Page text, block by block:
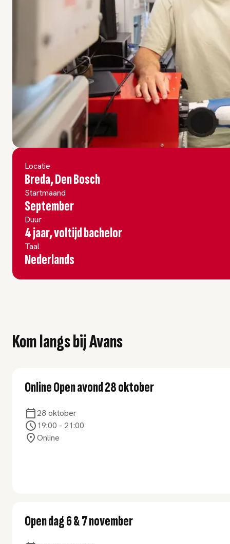
Locatie
Breda, Den Bosch
Startmaand
September
Duur
4 jaar, voltijd bachelor
Taal
Nederlands
Kom langs bij Avans
Online Open avond 28 oktober
28 oktober
19:00 - 21:00
Online
Open dag 6 & 7 november